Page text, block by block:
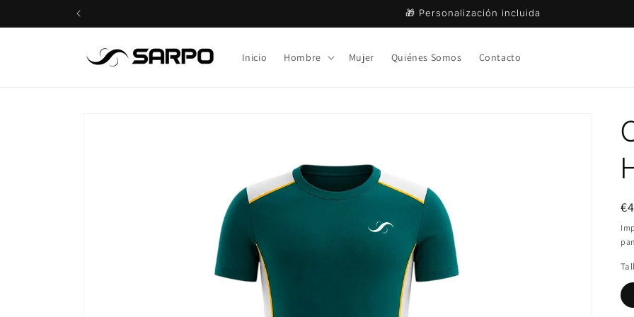
al contenido
🎁 Personalización incluida
Inicio Hombre Mujer Quiénes Somos Contacto